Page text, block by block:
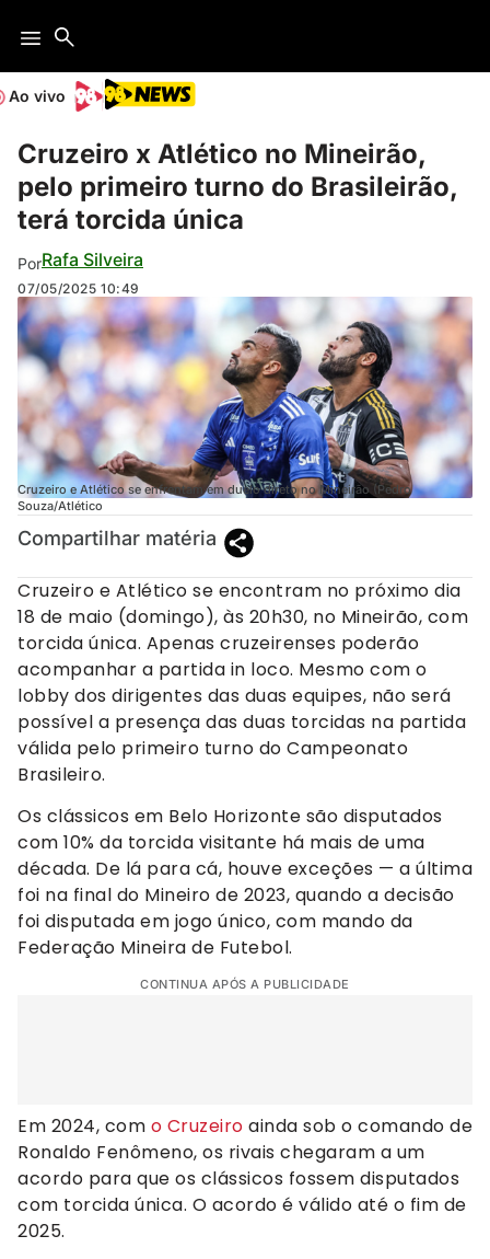
Ao vivo
Cruzeiro x Atlético no Mineirão,
pelo primeiro turno do Brasileirão,
terá torcida única
PorRafa Silveira
07/05/2025 10:49
Cruzeiro e Atlético se enfrentam em duelo direto no Mineirão (Pedro
Souza/Atlético
Compartilhar matéria
Cruzeiro e Atlético se encontram no próximo dia
18 de maio (domingo), às 20h30, no Mineirão, com
torcida única. Apenas cruzeirenses poderão
acompanhar a partida in loco. Mesmo com o
lobby dos dirigentes das duas equipes, não será
possível a presença das duas torcidas na partida
válida pelo primeiro turno do Campeonato
Brasileiro.
Os clássicos em Belo Horizonte são disputados
com 10% da torcida visitante há mais de uma
década. De lá para cá, houve exceções — a última
foi na final do Mineiro de 2023, quando a decisão
foi disputada em jogo único, com mando da
Federação Mineira de Futebol.
CONTINUA APÓS A PUBLICIDADE
Em 2024, com o Cruzeiro ainda sob o comando de
Ronaldo Fenômeno, os rivais chegaram a um
acordo para que os clássicos fossem disputados
com torcida única. O acordo é válido até o fim de
2025.